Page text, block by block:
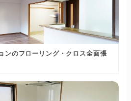
ンのフローリング・クロス全面張